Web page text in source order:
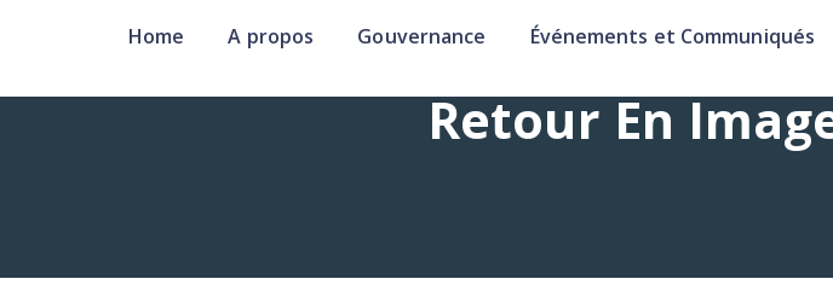
Home A propos Gouvernance Événements et Communiqués
Retour En